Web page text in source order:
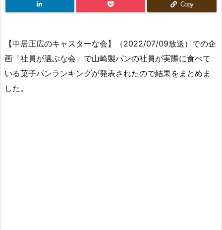
Copy
【中居正広のキャスターな会】（2022/07/09放送）での企
画「社員が選ぶな会」で山崎製パンの社員が実際に食べて
いる菓子パンランキングが発表されたので結果をまとめま
した。